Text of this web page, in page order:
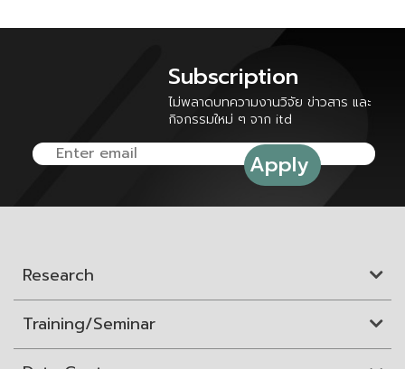
Subscription
ไม่พลาดบทความงานวิจัย ข่าวสาร และ
กิจกรรมใหม่ ๆ จาก itd
Research
Training/Seminar